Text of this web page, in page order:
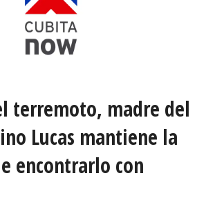
terremoto, madre del
Lucas mantiene la
encontrarlo con